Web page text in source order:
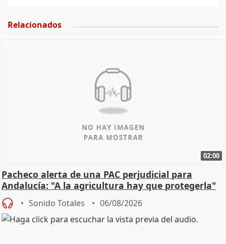
Relacionados
02:00
Pacheco alerta de una PAC perjudicial para
Andalucía: "A la agricultura hay que protegerla"
Sonido Totales 06/08/2026